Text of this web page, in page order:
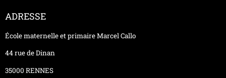
ADRESSE
École maternelle et primaire Marcel Callo
44 rue de Dinan
35000 RENNES